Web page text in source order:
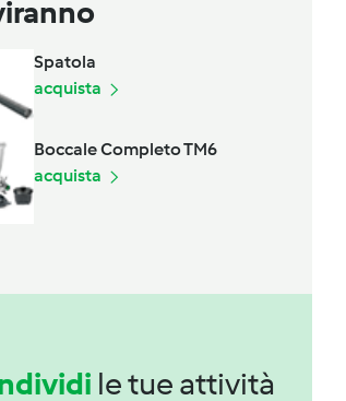
Spatola
acquista
Boccale Completo TM6
acquista
le tue attività